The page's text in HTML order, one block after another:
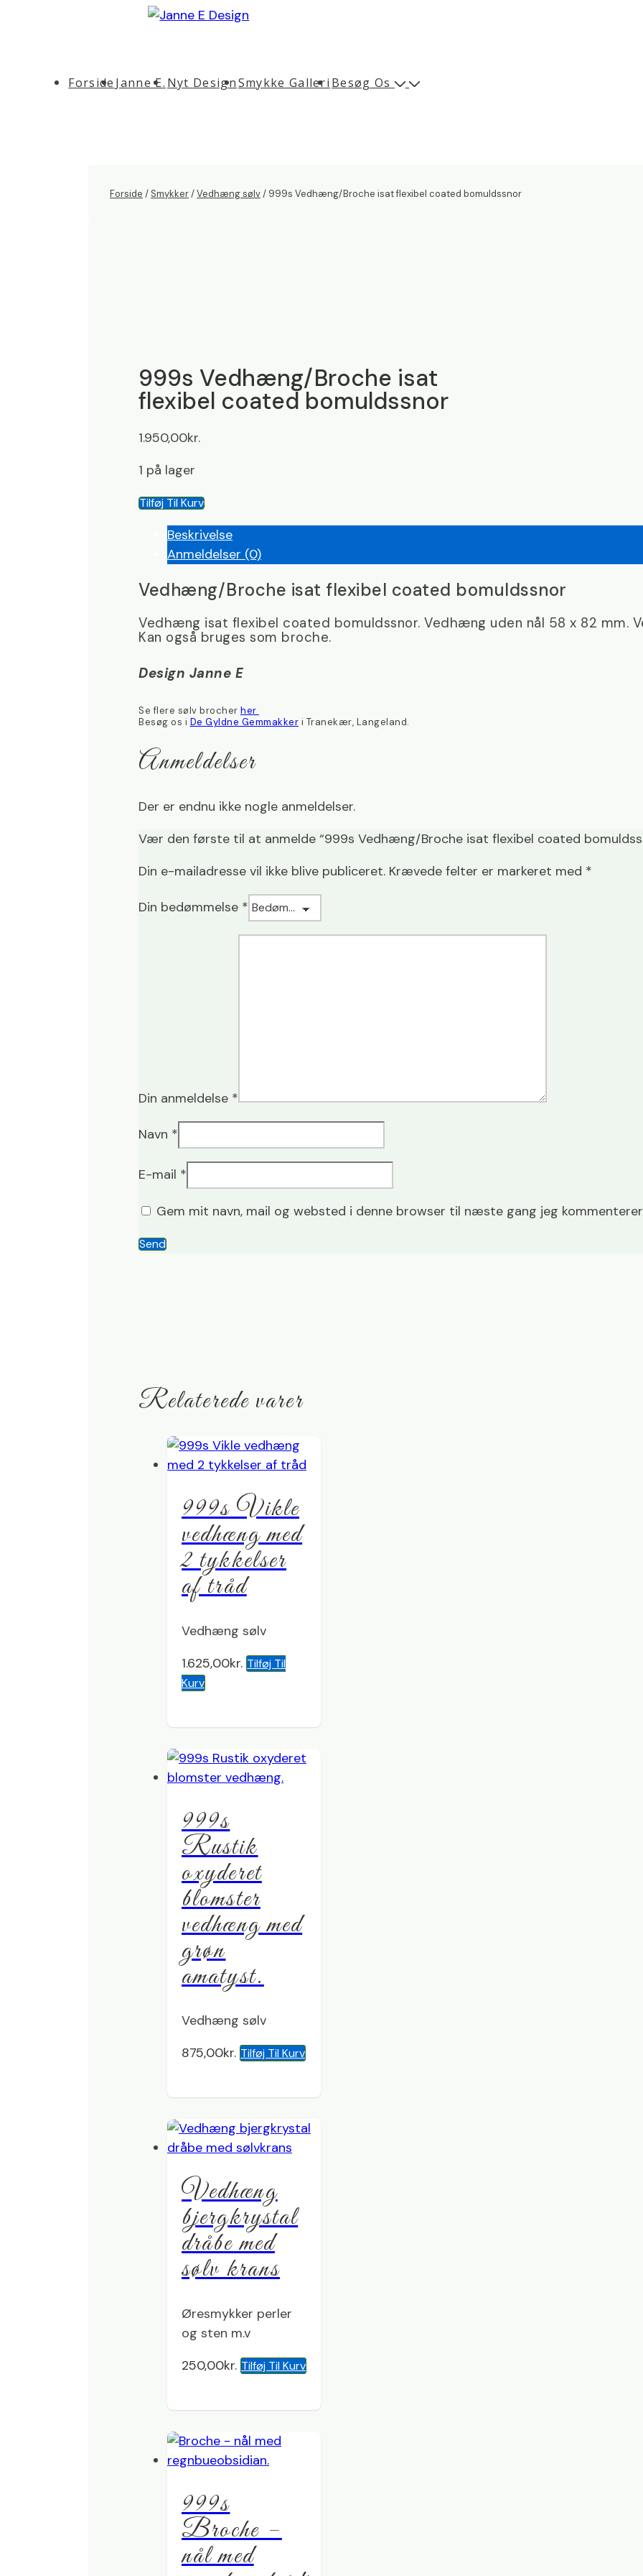
Navigation
Forside Janne E. Nyt DesignSmykke Galleri Besøg Os
Forside / Smykker/Vedhæng sølv/ 999s Vedhæng/Broche isat flexibel coated bomuldssnor
999s Vedhæng/Broche isat
flexibel coated bomuldssnor
1.950,00kr.
1 på lager
999s
Vedhæng/Broche
flexibel
coated
bomuldssnor
antal
Tilføj Til Kurv
Beskrivelse
Anmeldelser (0)
Vedhæng/Broche isat flexibel coated bomuldssnor
Vedhæng isat flexibel coated bomuldssnor. Vedhæng uden nål 58 x 82 mm.
Kan også bruges som broche.
Design Janne E
Se flere sølv brocher her
Besøg os i De Gyldne Gemmakker i Tranekær, Langeland.
Anmeldelser
Der er endnu ikke nogle anmeldelser.
Vær den første til at anmelde “999s Vedhæng/Broche isat flexibel coated
Din e-mailadresse vil ikke blive publiceret. Krævede felter er markeret med *
Din bedømmelse *
Din anmeldelse *
Navn *
E-mail *
Gem mit navn, mail og websted i denne browser til næste gang jeg
Relaterede varer
999s Vikle
vedhæng med
2 tykkelser
af tråd
Vedhæng sølv
1.625,00kr. Tilføj Til
Kurv
999s
Rustik
oxyderet
blomster
vedhæng med
grøn
amatyst.
Vedhæng sølv
875,00kr. Tilføj Til Kurv
Vedhæng
bjergkrystal
dråbe med
sølv krans
Øresmykker perler
og sten m.v
250,00kr. Tilføj Til Kurv
999s
Broche –
nål med